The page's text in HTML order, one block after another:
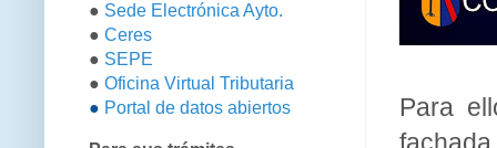
Para
● Sede Electrónica Ayto.
● Ceres
● SEPE
● Oficina Virtual Tributaria
● Portal de datos abiertos